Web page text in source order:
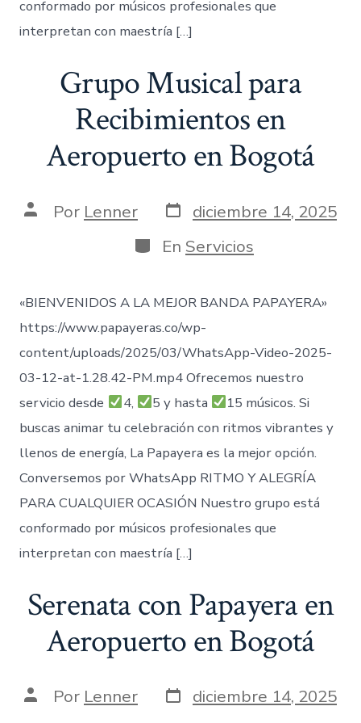
conformado por músicos profesionales que
interpretan con maestría […]
Grupo Musical para
Recibimientos en
Aeropuerto en Bogotá
AutorPor Lenner Fecha
de
publicación
diciembre 14, 2025
Categorías
En Servicios
«BIENVENIDOS A LA MEJOR BANDA PAPAYERA»
https://www.papayeras.co/wp-
content/uploads/2025/03/WhatsApp-Video-2025-
03-12-at-1.28.42-PM.mp4 Ofrecemos nuestro
servicio desde
4, 5 y hasta
15 músicos. Si
buscas animar tu celebración con ritmos vibrantes y
llenos de energía, La Papayera es la mejor opción.
Conversemos por WhatsApp RITMO Y ALEGRÍA
PARA CUALQUIER OCASIÓN Nuestro grupo está
conformado por músicos profesionales que
interpretan con maestría […]
Serenata con Papayera en
Aeropuerto en Bogotá
AutorPor Lenner Fecha
de
diciembre 14, 2025